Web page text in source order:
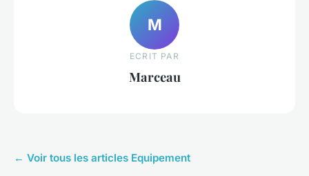
M
ECRIT PAR
Marceau
← Voir tous les articles Equipement